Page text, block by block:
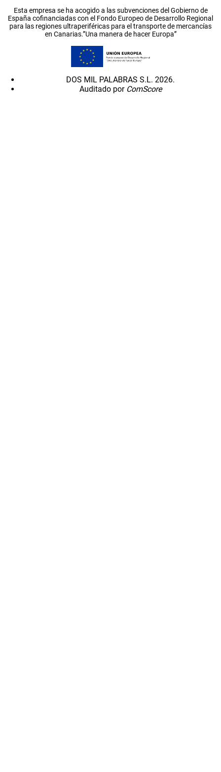
Esta empresa se ha acogido a las subvenciones del Gobierno de
España cofinanciadas con el Fondo Europeo de Desarrollo Regional
para las regiones ultraperiféricas para el transporte de mercancías
en Canarias.”Una manera de hacer Europa”
DOS MIL PALABRAS S.L. 2026.
Auditado por ComScore